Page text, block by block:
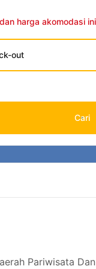
harga akomodasi ini
out
Cari
Pariwisata